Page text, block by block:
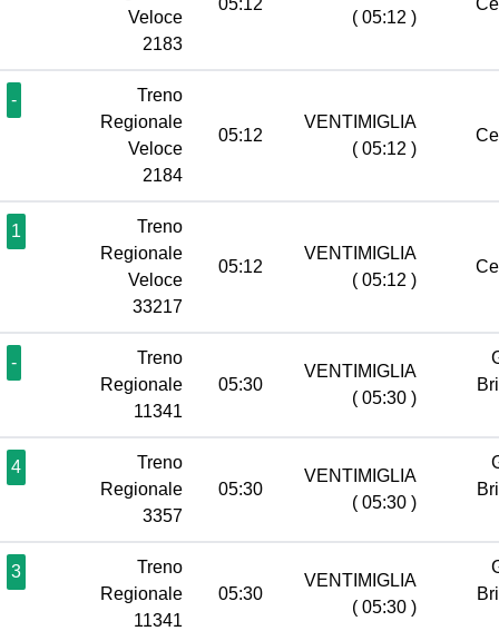
Veloce
2183
05:12
( 05:12 )
-
Treno
Regionale
Veloce
2184
05:12
VENTIMIGLIA
( 05:12 )
1
Treno
Regionale
Veloce
33217
05:12
VENTIMIGLIA
( 05:12 )
-
Treno
Regionale
11341
05:30
VENTIMIGLIA
( 05:30 )
4
Treno
Regionale
3357
05:30
VENTIMIGLIA
( 05:30 )
3
Treno
Regionale
11341
05:30
VENTIMIGLIA
( 05:30 )